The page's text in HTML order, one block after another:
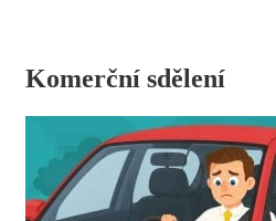
Komerční sdělení